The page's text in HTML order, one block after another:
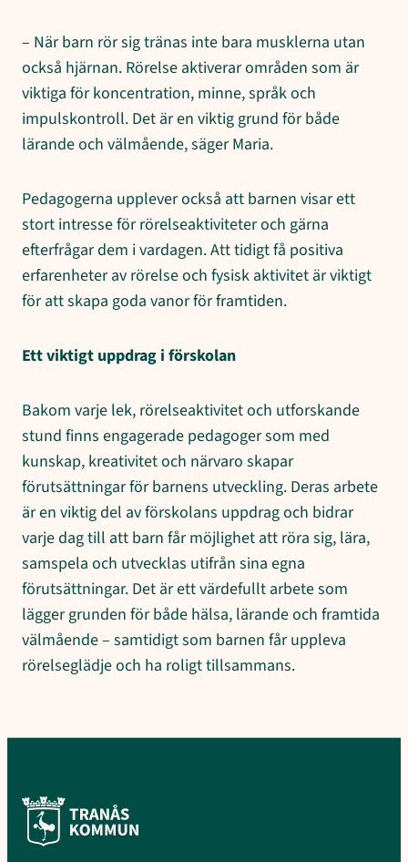
– När barn rör sig tränas inte bara musklerna utan
också hjärnan. Rörelse aktiverar områden som är
viktiga för koncentration, minne, språk och
impulskontroll. Det är en viktig grund för både
lärande och välmående, säger Maria.
Pedagogerna upplever också att barnen visar ett
stort intresse för rörelseaktiviteter och gärna
efterfrågar dem i vardagen. Att tidigt få positiva
erfarenheter av rörelse och fysisk aktivitet är viktigt
för att skapa goda vanor för framtiden.
Ett viktigt uppdrag i förskolan
Bakom varje lek, rörelseaktivitet och utforskande
stund finns engagerade pedagoger som med
kunskap, kreativitet och närvaro skapar
förutsättningar för barnens utveckling. Deras arbete
är en viktig del av förskolans uppdrag och bidrar
varje dag till att barn får möjlighet att röra sig, lära,
samspela och utvecklas utifrån sina egna
förutsättningar. Det är ett värdefullt arbete som
lägger grunden för både hälsa, lärande och framtida
välmående – samtidigt som barnen får uppleva
rörelseglädje och ha roligt tillsammans.